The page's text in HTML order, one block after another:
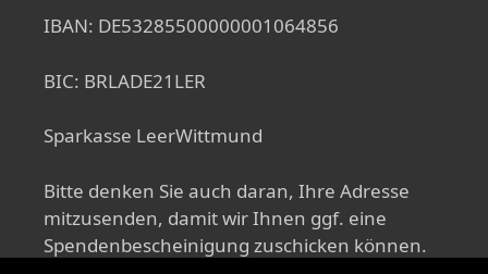
IBAN: DE53285500000001064856
BIC: BRLADE21LER
Sparkasse LeerWittmund
Bitte denken Sie auch daran, Ihre Adresse
mitzusenden, damit wir Ihnen ggf. eine
Spendenbescheinigung zuschicken können.